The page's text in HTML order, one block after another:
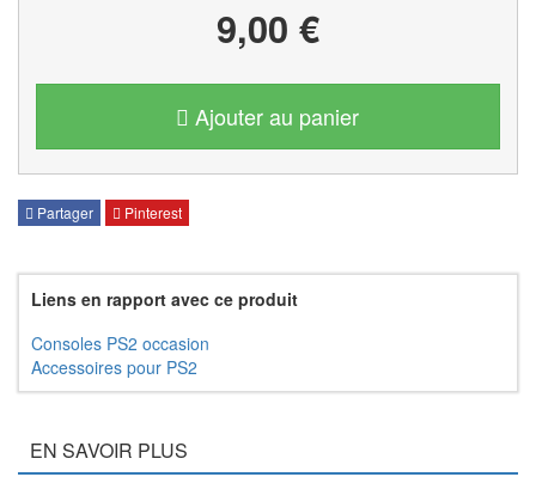
9,00 €
Ajouter au panier
Partager Pinterest
Liens en rapport avec ce produit
Consoles PS2 occasion
Accessoires pour PS2
EN SAVOIR PLUS